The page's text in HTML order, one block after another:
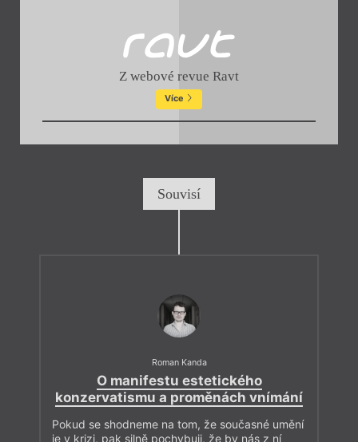
Z webové revue Ravt
Více
Souvisí
Roman Kanda
O manifestu estetického
konzervatismu a proměnách vnímání
Pokud se shodneme na tom, že současné umění
je v krizi, pak silně pochybuji, že by nás z ní